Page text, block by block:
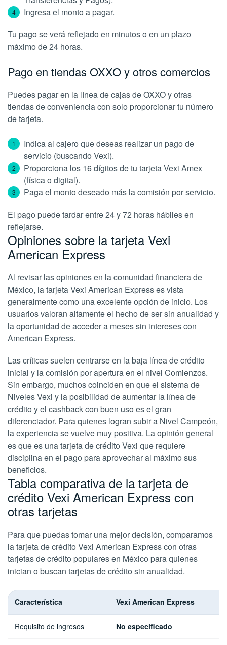
Ingresa el monto a pagar.
Tu pago se verá reflejado en minutos o en un plazo
máximo de 24 horas.
Pago en tiendas OXXO y otros comercios
Puedes pagar en la línea de cajas de OXXO y otras
tiendas de conveniencia con solo proporcionar tu número
de tarjeta.
Indica al cajero que deseas realizar un pago de
servicio (buscando Vexi).
Proporciona los 16 dígitos de tu tarjeta Vexi Amex
(física o digital).
Paga el monto deseado más la comisión por servicio.
El pago puede tardar entre 24 y 72 horas hábiles en
reflejarse.
Opiniones sobre la tarjeta Vexi
American Express
Al revisar las opiniones en la comunidad financiera de
México, la tarjeta Vexi American Express es vista
generalmente como una excelente opción de inicio. Los
usuarios valoran altamente el hecho de ser sin anualidad y
la oportunidad de acceder a meses sin intereses con
American Express.
Las críticas suelen centrarse en la baja línea de crédito
inicial y la comisión por apertura en el nivel Comienzos.
Sin embargo, muchos coinciden en que el sistema de
Niveles Vexi y la posibilidad de aumentar la línea de
crédito y el cashback con buen uso es el gran
diferenciador. Para quienes logran subir a Nivel Campeón,
la experiencia se vuelve muy positiva. La opinión general
es que es una tarjeta de crédito Vexi que requiere
disciplina en el pago para aprovechar al máximo sus
beneficios.
Tabla comparativa de la tarjeta de
crédito Vexi American Express con
otras tarjetas
Para que puedas tomar una mejor decisión, comparamos
la tarjeta de crédito Vexi American Express con otras
tarjetas de crédito populares en México para quienes
inician o buscan tarjetas de crédito sin anualidad.
Característica Vexi American Express
Requisito de ingresos No especificado